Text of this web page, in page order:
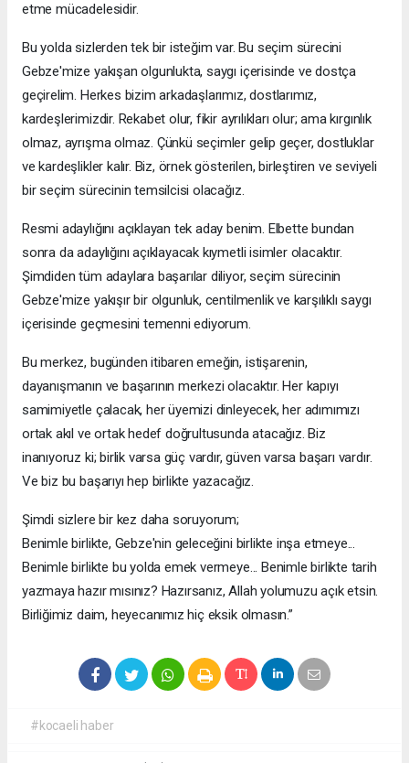
etme mücadelesidir.
Bu yolda sizlerden tek bir isteğim var. Bu seçim sürecini
Gebze'mize yakışan olgunlukta, saygı içerisinde ve dostça
geçirelim. Herkes bizim arkadaşlarımız, dostlarımız,
kardeşlerimizdir. Rekabet olur, fikir ayrılıkları olur; ama kırgınlık
olmaz, ayrışma olmaz. Çünkü seçimler gelip geçer, dostluklar
ve kardeşlikler kalır. Biz, örnek gösterilen, birleştiren ve seviyeli
bir seçim sürecinin temsilcisi olacağız.
Resmi adaylığını açıklayan tek aday benim. Elbette bundan
sonra da adaylığını açıklayacak kıymetli isimler olacaktır.
Şimdiden tüm adaylara başarılar diliyor, seçim sürecinin
Gebze'mize yakışır bir olgunluk, centilmenlik ve karşılıklı saygı
içerisinde geçmesini temenni ediyorum.
Bu merkez, bugünden itibaren emeğin, istişarenin,
dayanışmanın ve başarının merkezi olacaktır. Her kapıyı
samimiyetle çalacak, her üyemizi dinleyecek, her adımımızı
ortak akıl ve ortak hedef doğrultusunda atacağız. Biz
inanıyoruz ki; birlik varsa güç vardır, güven varsa başarı vardır.
Ve biz bu başarıyı hep birlikte yazacağız.
Şimdi sizlere bir kez daha soruyorum;
Benimle birlikte, Gebze'nin geleceğini birlikte inşa etmeye...
Benimle birlikte bu yolda emek vermeye... Benimle birlikte tarih
yazmaya hazır mısınız? Hazırsanız, Allah yolumuzu açık etsin.
Birliğimiz daim, heyecanımız hiç eksik olmasın.”
#kocaeli haber